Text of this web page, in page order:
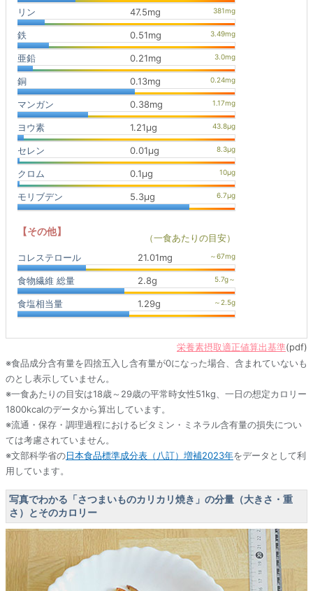
リン 47.5mg
鉄 0.51mg
亜鉛 0.21mg
銅 0.13mg
マンガン 0.38mg
ヨウ素 1.21μg
セレン 0.01μg
クロム 0.1μg
モリブデン 5.3μg
【その他】
（一食あたりの目安）
コレステロール
21.01mg
食物繊維 総量 2.8g
食塩相当量 1.29g
栄養素摂取適正値算出基準(pdf)
※食品成分含有量を四捨五入し含有量が0になった場合、含まれていないも
のとし表示していません。
※一食あたりの目安は18歳～29歳の平常時女性51kg、一日の想定カロリー
1800kcalのデータから算出しています。
※流通・保存・調理過程におけるビタミン・ミネラル含有量の損失につい
ては考慮されていません。
※文部科学省の日本食品標準成分表（八訂）増補2023年をデータとして利
用しています。
写真でわかる「さつまいものカリカリ焼き」の分量（大きさ・重
さ）とそのカロリー